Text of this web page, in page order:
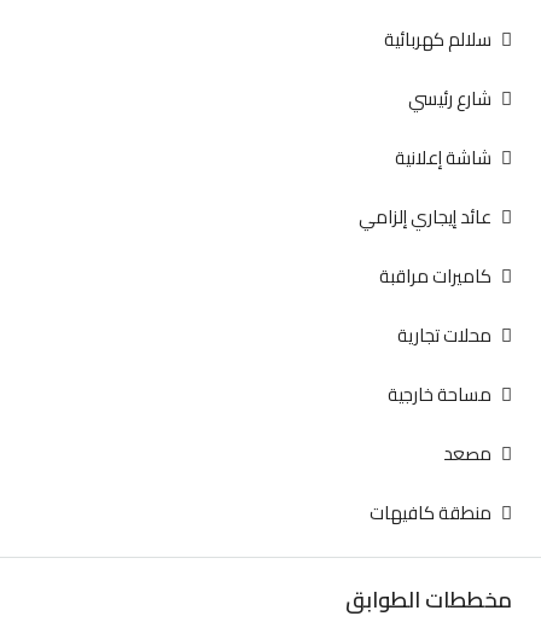
سلالم كهربائية
شارع رئيسي
شاشة إعلانية
عائد إيجاري إلزامي
كاميرات مراقبة
محلات تجارية
مساحة خارجية
مصعد
منطقة كافيهات
مخططات الطوابق